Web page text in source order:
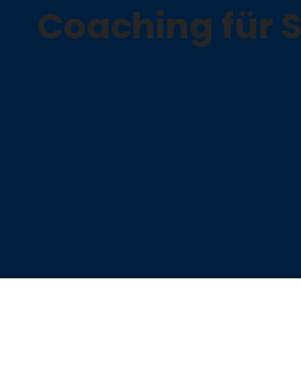
Coaching für